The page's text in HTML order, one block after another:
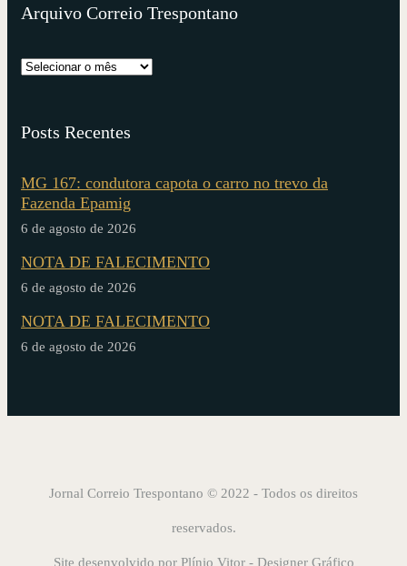
Arquivo Correio Trespontano
Posts Recentes
MG 167: condutora capota o carro no trevo da
Fazenda Epamig
6 de agosto de 2026
NOTA DE FALECIMENTO
6 de agosto de 2026
NOTA DE FALECIMENTO
6 de agosto de 2026
Jornal Correio Trespontano © 2022 - Todos os direitos
reservados.
Site desenvolvido por Plínio Vitor - Designer Gráfico